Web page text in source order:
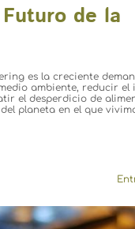
de la
es la creciente
ambiente, reducir el
el desperdicio de
planeta en el que